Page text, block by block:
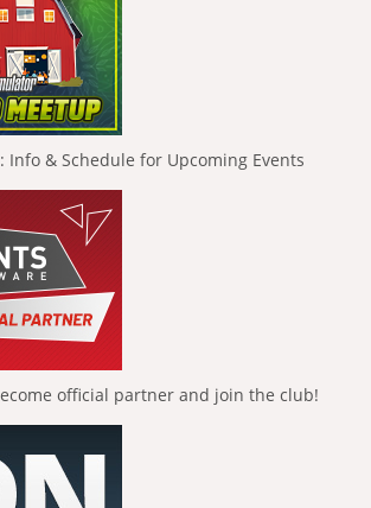
Info & Schedule for Upcoming Events
official partner and join the club!